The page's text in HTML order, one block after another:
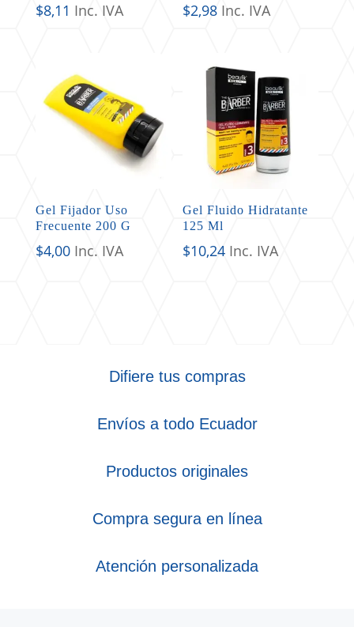
$8,11 Inc. IVA $2,98 Inc. IVA
Gel Fijador Uso
Frecuente 200 G
$4,00 Inc. IVA
Gel Fluido Hidratante
125 Ml
$10,24 Inc. IVA
Difiere tus compras
Envíos a todo Ecuador
Productos originales
Compra segura en línea
Atención personalizada